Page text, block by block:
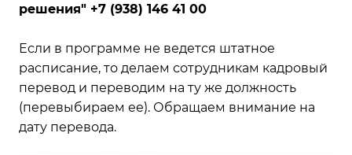
решения" +7 (938) 146 41 00
Если в программе не ведется штатное
расписание, то делаем сотрудникам кадровый
перевод и переводим на ту же должность
(перевыбираем ее). Обращаем внимание на
дату перевода.